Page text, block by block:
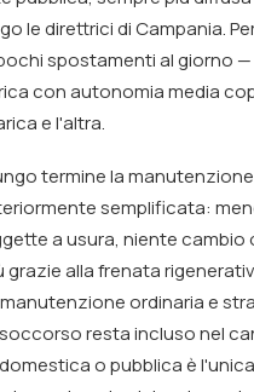
le direttrici di Campania.
spostamenti al giorno
con autonomia media
e l'altra.
termine la manutenzione
semplificata:
a usura, niente cambio
grazie alla frenata
ordinaria e
resta incluso nel
o pubblica è